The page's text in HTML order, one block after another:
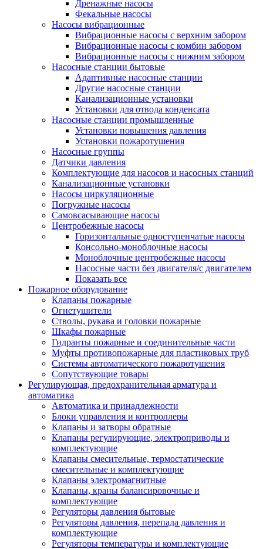
Дренажные насосы
Фекальные насосы
Насосы вибрационные
Вибрационные насосы с верхним забором
Вибрационные насосы с комбин забором
Вибрационные насосы с нижним забором
Насосные станции бытовые
Адаптивные насосные станции
Другие насосные станции
Канализационные установки
Установки для отвода конденсата
Насосные станции промышленные
Установки повышения давления
Установки пожаротушения
Насосные группы
Датчики давления
Комплектующие для насосов и насосных станций
Канализационные установки
Насосы циркуляционные
Погружные насосы
Самовсасывающие насосы
Центробежные насосы
Горизонтальные одноступенчатые насосы
Консольно-моноблочные насосы
Моноблочные центробежные насосы
Насосные части без двигателя/с двигателем
Показать все
Пожарное оборудование
Клапаны пожарные
Огнетушители
Стволы, рукава и головки пожарные
Шкафы пожарные
Гидранты пожарные и соединительные части
Муфты противопожарные для пластиковых труб
Системы автоматического пожаротушения
Сопутствующие товары
Регулирующая, предохранительная арматура и
автоматика
Автоматика и принадлежности
Блоки управления и контроллеры
Клапаны и затворы обратные
Клапаны регулирующие, электроприводы и
комплектующие
Клапаны смесительные, термостатические
смесительные и комплектующие
Клапаны электромагнитные
Клапаны, краны балансировочные и
комплектующие
Регуляторы давления бытовые
Регуляторы давления, перепада давления и
комплектующие
Регуляторы температуры и комплектующие